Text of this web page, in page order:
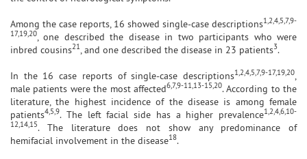
Among the case reports, 16 showed single-case descriptions1,2,4,5,7,9-
17,19,20, one described the disease in two participants who were
inbred cousins21, and one described the disease in 23 patients3.
In the 16 case reports of single-case descriptions1,2,4,5,7,9-17,19,20,
male patients were the most affected6,7,9-11,13-15,20. According to the
literature, the highest incidence of the disease is among female
patients4,5,9. The left facial side has a higher prevalence1,2,4,6,10-
12,14,15. The literature does not show any predominance of
hemifacial involvement in the disease18.